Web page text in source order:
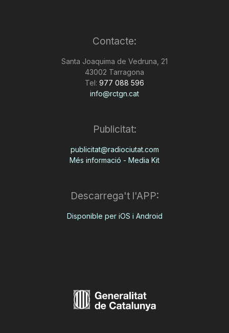
Contacte:
Santa Joaquima de Vedruna, 21
43002 Tarragona
Tel: 977 088 596
info@rctgn.cat
Publicitat:
publicitat@radiociutat.com
Més informació - Media Kit
Descarrega't l'APP:
Disponible per iOS i Android